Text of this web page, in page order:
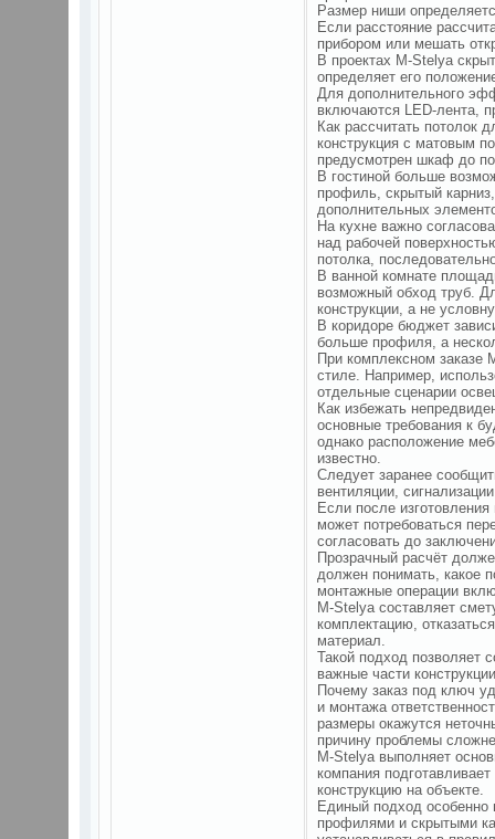
Размер ниши
Если расстояние
прибором или мешать
В проектах M-Stelya
определяет его
Для дополнительного
включаются LED-лента,
Как рассчитать потолок
конструкция с матовым
предусмотрен шкаф до
В гостиной больше
профиль, скрытый
дополнительных
На кухне важно
над рабочей
потолка,
В ванной комнате
возможный обход труб.
конструкции, а не
В коридоре бюджет
больше профиля, а
При комплексном заказе
стиле. Например,
отдельные сценарии
Как избежать
основные требования к
однако расположение
известно.
Следует заранее
вентиляции,
Если после
может потребоваться
согласовать до
Прозрачный расчёт
должен понимать, какое
монтажные операции
M-Stelya составляет
комплектацию,
материал.
Такой подход позволяет
важные части
Почему заказ под ключ
и монтажа
размеры окажутся
причину проблемы
M-Stelya выполняет
компания
конструкцию на объекте.
Единый подход
профилями и скрытыми